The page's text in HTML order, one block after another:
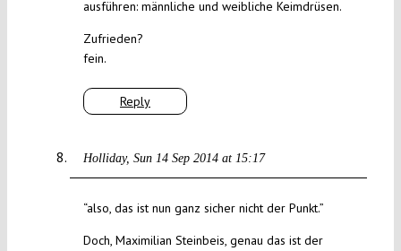
Reply
ausführen: männliche und weibliche Keimdrüsen.
Zufrieden?
fein.
Holliday Sun 14 Sep 2014 at 15:17
“also, das ist nun ganz sicher nicht der Punkt.”
Doch, Maximilian Steinbeis, genau das ist der